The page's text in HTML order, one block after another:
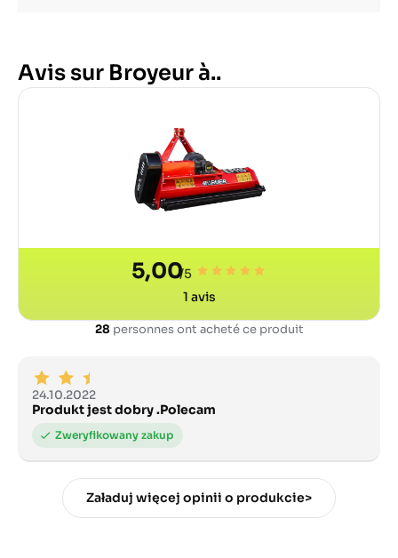
Avis sur Broyeur à..
5,00/5
1 avis
28personnes ont acheté ce produit
24.10.2022
Produkt jest dobry .Polecam
Załaduj więcej opinii o produkcie>